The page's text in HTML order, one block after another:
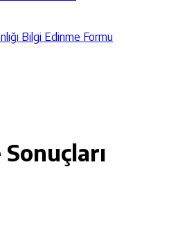
Bilgi Edinme Formu